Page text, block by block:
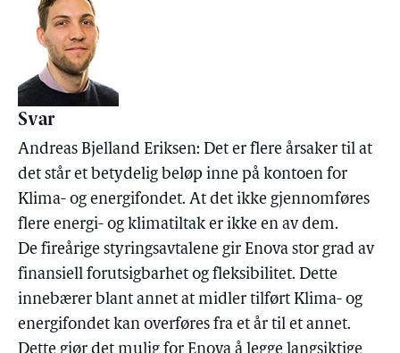
Svar
Andreas Bjelland Eriksen: Det er flere årsaker til at
det står et betydelig beløp inne på kontoen for
Klima- og energifondet. At det ikke gjennomføres
flere energi- og klimatiltak er ikke en av dem.
De fireårige styringsavtalene gir Enova stor grad av
finansiell forutsigbarhet og fleksibilitet. Dette
innebærer blant annet at midler tilført Klima- og
energifondet kan overføres fra et år til et annet.